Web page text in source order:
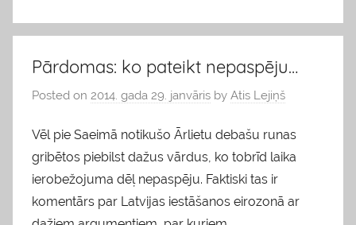
l
g
s
Pārdomas: ko pateikt nepaspēju…
Posted on 2014. gada 29. janvāris by Atis Lejiņš
Vēl pie Saeimā notikušo Ārlietu debašu runas
gribētos piebilst dažus vārdus, ko tobrīd laika
ierobežojuma dēļ nepaspēju. Faktiski tas ir
komentārs par Latvijas iestāšanos eirozonā ar